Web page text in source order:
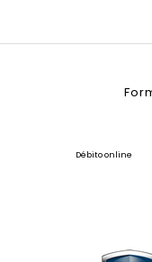
Débito online